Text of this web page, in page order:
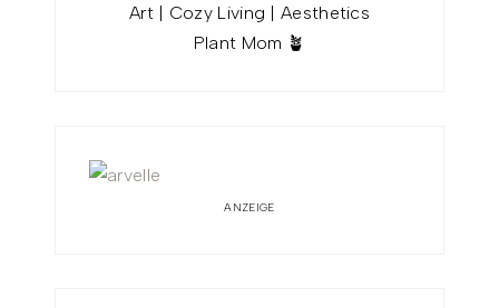
Art | Cozy Living | Aesthetics
Plant Mom 🪴
ANZEIGE